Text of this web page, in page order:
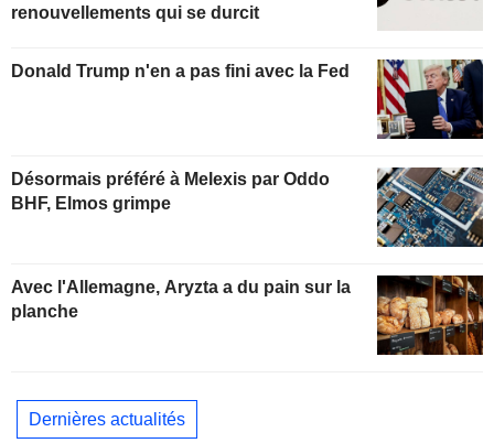
renouvellements qui se durcit
Donald Trump n'en a pas fini avec la Fed
Désormais préféré à Melexis par Oddo
BHF, Elmos grimpe
Avec l'Allemagne, Aryzta a du pain sur la
planche
Dernières actualités